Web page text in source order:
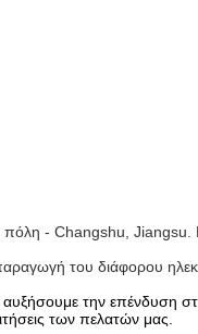
πόλη - Changshu, Jiangsu.
του διάφορου
την επένδυση
των πελατών μας.